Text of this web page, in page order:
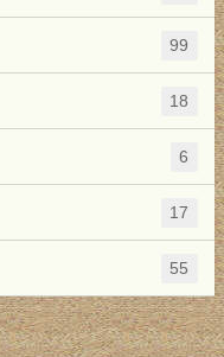
99
18
6
17
55